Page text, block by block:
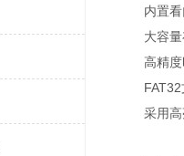
内置看门
大容量
高精度
FAT32文
采用高亮